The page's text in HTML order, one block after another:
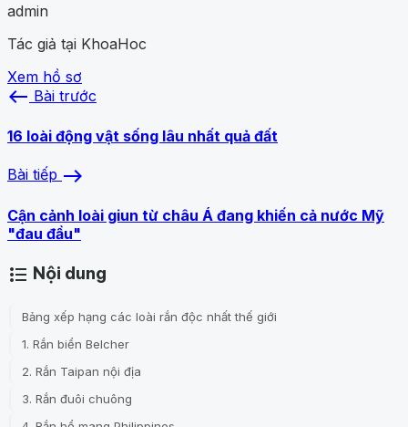
admin
Tác giả tại KhoaHoc
Xem hồ sơ
west Bài trước
16 loài động vật sống lâu nhất quả đất
Bài tiếp east
Cận cảnh loài giun từ châu Á đang khiến cả nước Mỹ
"đau đầu"
format_list_bulleted Nội dung
Bảng xếp hạng các loài rắn độc nhất thế giới
1. Rắn biển Belcher
2. Rắn Taipan nội địa
3. Rắn đuôi chuông